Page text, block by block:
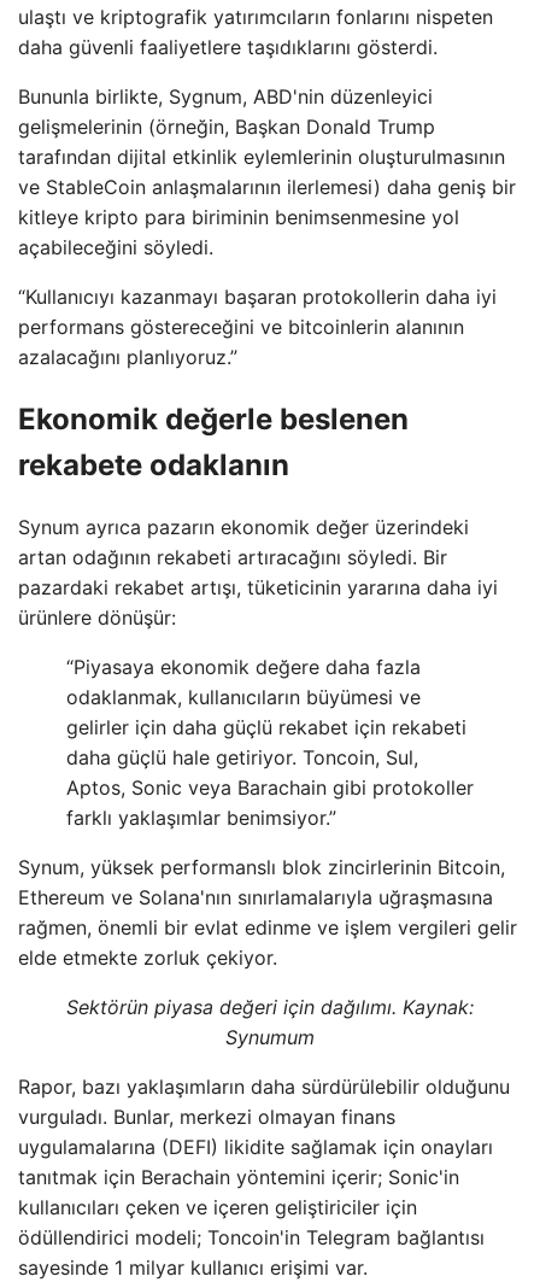
ulaştı ve kriptografik yatırımcıların fonlarını nispeten
daha güvenli faaliyetlere taşıdıklarını gösterdi.
Bununla birlikte, Sygnum, ABD'nin düzenleyici
gelişmelerinin (örneğin, Başkan Donald Trump
tarafından dijital etkinlik eylemlerinin oluşturulmasının
ve StableCoin anlaşmalarının ilerlemesi) daha geniş bir
kitleye kripto para biriminin benimsenmesine yol
açabileceğini söyledi.
“Kullanıcıyı kazanmayı başaran protokollerin daha iyi
performans göstereceğini ve bitcoinlerin alanının
azalacağını planlıyoruz.”
Ekonomik değerle beslenen
rekabete odaklanın
Synum ayrıca pazarın ekonomik değer üzerindeki
artan odağının rekabeti artıracağını söyledi. Bir
pazardaki rekabet artışı, tüketicinin yararına daha iyi
ürünlere dönüşür:
“Piyasaya ekonomik değere daha fazla
odaklanmak, kullanıcıların büyümesi ve
gelirler için daha güçlü rekabet için rekabeti
daha güçlü hale getiriyor. Toncoin, Sul,
Aptos, Sonic veya Barachain gibi protokoller
farklı yaklaşımlar benimsiyor.”
Synum, yüksek performanslı blok zincirlerinin Bitcoin,
Ethereum ve Solana'nın sınırlamalarıyla uğraşmasına
rağmen, önemli bir evlat edinme ve işlem vergileri gelir
elde etmekte zorluk çekiyor.
Sektörün piyasa değeri için dağılımı. Kaynak:
Synumum
Rapor, bazı yaklaşımların daha sürdürülebilir olduğunu
vurguladı. Bunlar, merkezi olmayan finans
uygulamalarına (DEFI) likidite sağlamak için onayları
tanıtmak için Berachain yöntemini içerir; Sonic'in
kullanıcıları çeken ve içeren geliştiriciler için
ödüllendirici modeli; Toncoin'in Telegram bağlantısı
sayesinde 1 milyar kullanıcı erişimi var.